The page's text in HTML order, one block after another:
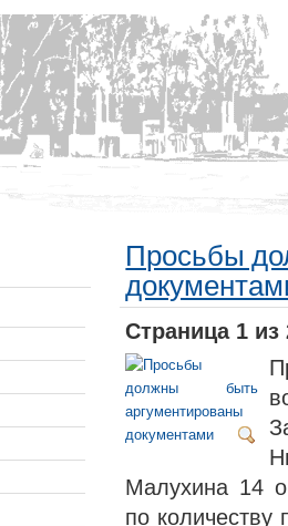
Просьбы
Страница 1 из
Малухина 14
по количеству